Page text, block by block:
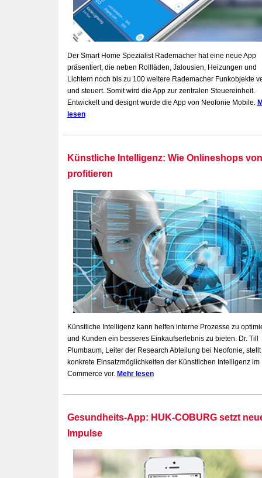
Der Smart Home Spezialist Rademacher hat eine neue App
präsentiert, die neben Rollläden, Jalousien, Heizungen und
Lichtern noch bis zu 100 weitere Rademacher Funkobjekte
und steuert. Somit wird die App zur zentralen Steuereinheit.
Entwickelt und designt wurde die App von Neofonie Mobile.
lesen
Künstliche Intelligenz: Wie Onlineshops
profitieren
Künstliche Intelligenz kann helfen interne Prozesse zu
und Kunden ein besseres Einkaufserlebnis zu bieten. Dr. Till
Plumbaum, Leiter der Research Abteilung bei Neofonie, stellt
konkrete Einsatzmöglichkeiten der Künstlichen Intelligenz im
Commerce vor. Mehr lesen
Gesundheits-App: HUK-COBURG setzt
Impulse